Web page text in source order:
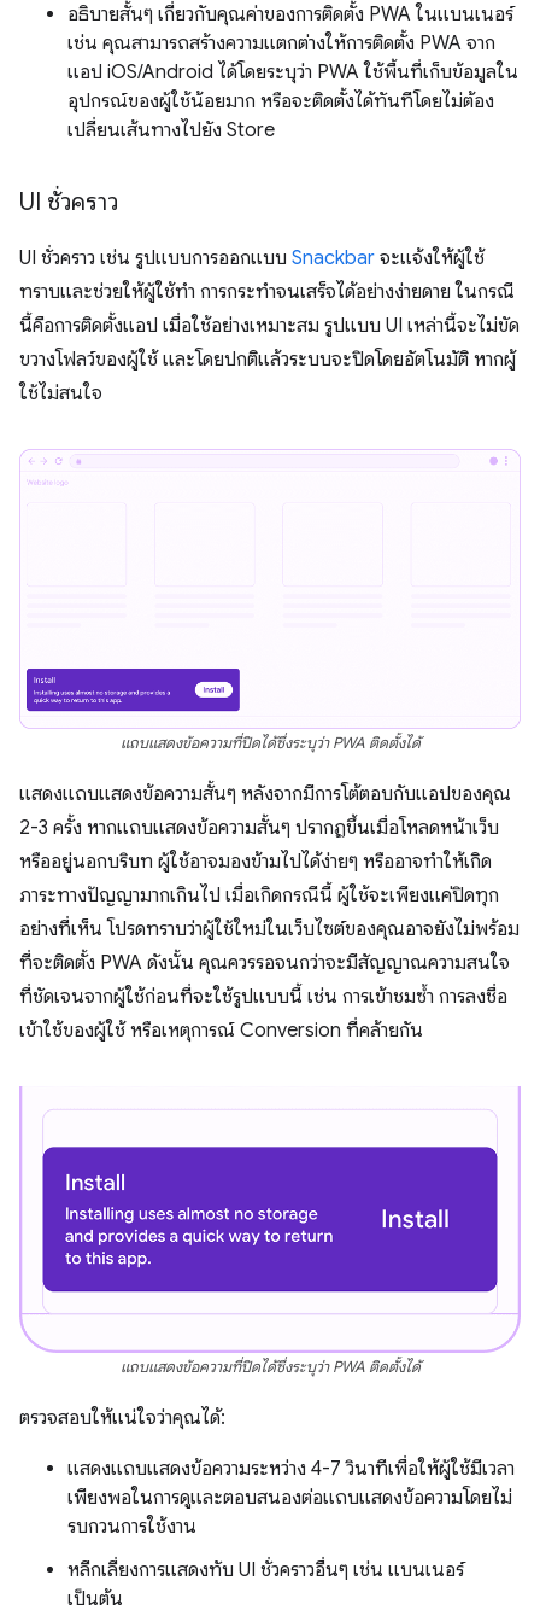
อธิบายสั้นๆ เกี่ยวกับคุณค่าของการติดตั้ง PWA ในแบนเนอร์
เช่น คุณสามารถสร้างความแตกต่างให้การติดตั้ง PWA จาก
แอป iOS/Android ได้โดยระบุว่า PWA ใช้พื้นที่เก็บข้อมูลใน
อุปกรณ์ของผู้ใช้น้อยมาก หรือจะติดตั้งได้ทันทีโดยไม่ต้อง
เปลี่ยนเส้นทางไปยัง Store
UI ชั่วคราว
UI ชั่วคราว เช่น รูปแบบการออกแบบ Snackbar จะแจ้งให้ผู้ใช้
ทราบและช่วยให้ผู้ใช้ทำ การกระทำจนเสร็จได้อย่างง่ายดาย ในกรณี
นี้คือการติดตั้งแอป เมื่อใช้อย่างเหมาะสม รูปแบบ UI เหล่านี้จะไม่ขัด
ขวางโฟลว์ของผู้ใช้ และโดยปกติแล้วระบบจะปิดโดยอัตโนมัติ หากผู้
ใช้ไม่สนใจ
แถบแสดงข้อความที่ปิดได้ซึ่งระบุว่า PWA ติดตั้งได้
แสดงแถบแสดงข้อความสั้นๆ หลังจากมีการโต้ตอบกับแอปของคุณ
2-3 ครั้ง หากแถบแสดงข้อความสั้นๆ ปรากฏขึ้นเมื่อโหลดหน้าเว็บ
หรืออยู่นอกบริบท ผู้ใช้อาจมองข้ามไปได้ง่ายๆ หรืออาจทำให้เกิด
ภาระทางปัญญามากเกินไป เมื่อเกิดกรณีนี้ ผู้ใช้จะเพียงแค่ปิดทุก
อย่างที่เห็น โปรดทราบว่าผู้ใช้ใหม่ในเว็บไซต์ของคุณอาจยังไม่พร้อม
ที่จะติดตั้ง PWA ดังนั้น คุณควรรอจนกว่าจะมีสัญญาณความสนใจ
ที่ชัดเจนจากผู้ใช้ก่อนที่จะใช้รูปแบบนี้ เช่น การเข้าชมซ้ำ การลงชื่อ
เข้าใช้ของผู้ใช้ หรือเหตุการณ์ Conversion ที่คล้ายกัน
แถบแสดงข้อความที่ปิดได้ซึ่งระบุว่า PWA ติดตั้งได้
ตรวจสอบให้แน่ใจว่าคุณได้:
แสดงแถบแสดงข้อความระหว่าง 4-7 วินาทีเพื่อให้ผู้ใช้มีเวลา
เพียงพอในการดูและตอบสนองต่อแถบแสดงข้อความโดยไม่
รบกวนการใช้งาน
หลีกเลี่ยงการแสดงทับ UI ชั่วคราวอื่นๆ เช่น แบนเนอร์
เป็นต้น